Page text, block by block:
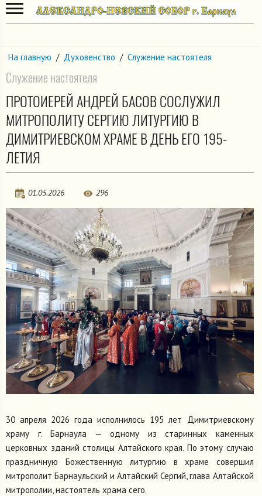
На главную / Духовенство / Служение настоятеля
Служение настоятеля
ПРОТОИЕРЕЙ АНДРЕЙ БАСОВ СОСЛУЖИЛ
МИТРОПОЛИТУ СЕРГИЮ ЛИТУРГИЮ В
ДИМИТРИЕВСКОМ ХРАМЕ В ДЕНЬ ЕГО 195-
ЛЕТИЯ
01.05.2026 296
30 апреля 2026 года исполнилось 195 лет Димитриевскому
храму г. Барнаула — одному из старинных каменных
церковных зданий столицы Алтайского края. По этому случаю
праздничную Божественную литургию в храме совершил
митрополит Барнаульский и Алтайский Сергий, глава Алтайской
митрополии, настоятель храма сего.